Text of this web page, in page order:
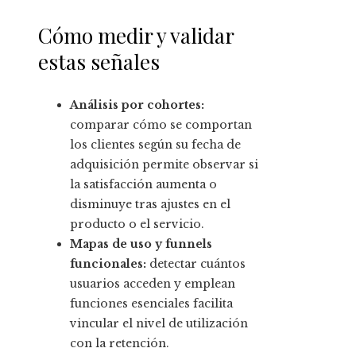
Cómo medir y validar
estas señales
Análisis por cohortes:
comparar cómo se comportan
los clientes según su fecha de
adquisición permite observar si
la satisfacción aumenta o
disminuye tras ajustes en el
producto o el servicio.
Mapas de uso y funnels
funcionales: detectar cuántos
usuarios acceden y emplean
funciones esenciales facilita
vincular el nivel de utilización
con la retención.